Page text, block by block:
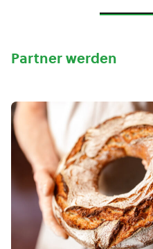
Partner werden